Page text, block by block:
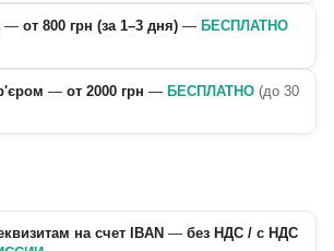
— от 800 грн (за 1–3 дня) — БЕСПЛАТНО
— от 2000 грн — БЕСПЛАТНО (до 30
на счет IBAN — без НДС / с НДС